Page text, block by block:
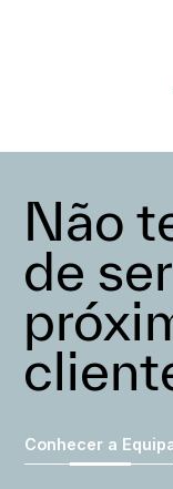
Não
de
Conhecer a